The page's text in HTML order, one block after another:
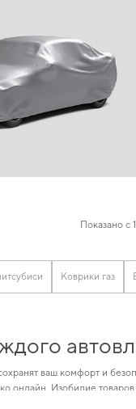
Показано с
Коврики газ
ваш комфорт и
онлайн. Изобилие